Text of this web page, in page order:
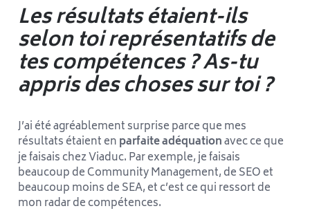
Les résultats étaient-ils
selon toi représentatifs de
tes compétences ? As-tu
appris des choses sur toi ?
J’ai été agréablement surprise parce que mes
résultats étaient enparfaite adéquationavec ce que
je faisais chez Viaduc. Par exemple, je faisais
beaucoup de Community Management, de SEO et
beaucoup moins de SEA, et c’est ce qui ressort de
mon radar de compétences.